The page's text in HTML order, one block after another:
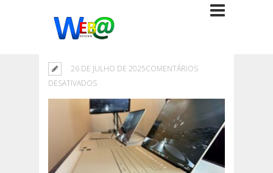
26 DE JULHO DE 2025COMENTÁRIOS
DESATIVADOSEM